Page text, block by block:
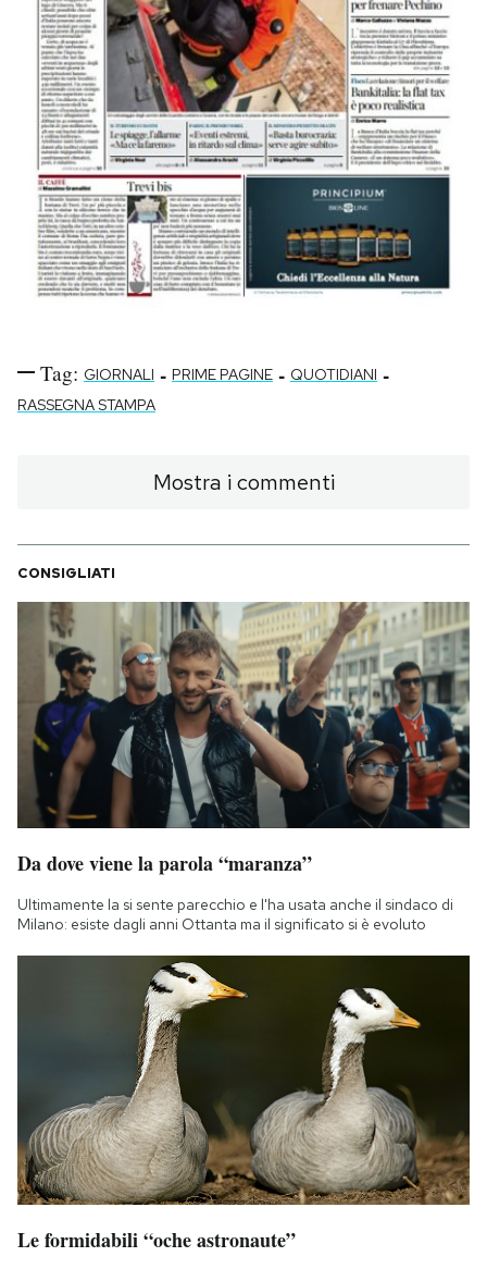
Tag: GIORNALI - PRIME PAGINE - QUOTIDIANI -
RASSEGNA STAMPA
Mostra i commenti
CONSIGLIATI
Da dove viene la parola “maranza”
Ultimamente la si sente parecchio e l'ha usata anche il sindaco di
Milano: esiste dagli anni Ottanta ma il significato si è evoluto
Le formidabili “oche astronaute”